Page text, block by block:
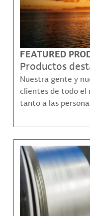
FEATURED
Productos
Nuestra gente y
clientes de todo el
tanto a las
sostenibles de